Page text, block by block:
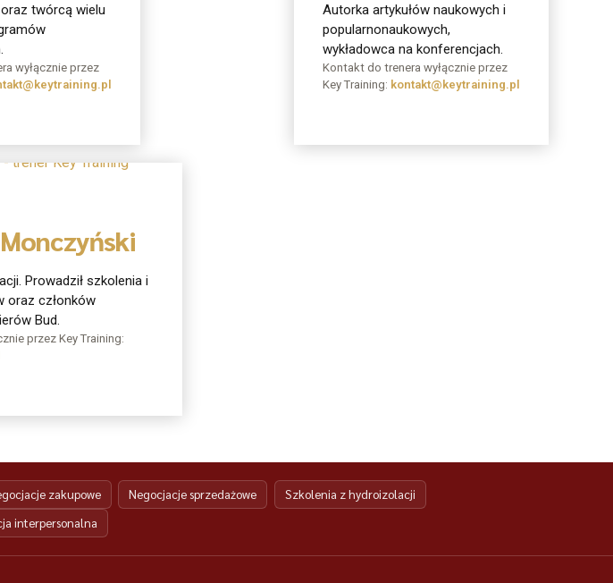
twórcą wielu
wyłącznie przez
Autorka artykułów naukowych i
popularnonaukowych,
wykładowca na konferencjach.
Kontakt do trenera wyłącznie przez
Key Training: kontakt@keytraining.pl
Prowadził szkolenia i
oraz członków
Bud.
przez Key Training:
zakupowe Negocjacje sprzedażowe
Szkolenia z hydroizolacji
interpersonalna